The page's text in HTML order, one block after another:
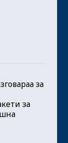
за
за